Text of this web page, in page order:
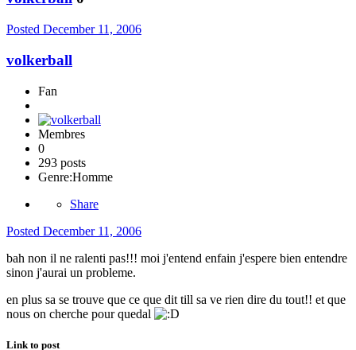
Posted December 11, 2006
volkerball
Fan
Membres
0
293 posts
Genre:Homme
Share
Posted December 11, 2006
bah non il ne ralenti pas!!! moi j'entend enfain j'espere bien entendre
sinon j'aurai un probleme.
en plus sa se trouve que ce que dit till sa ve rien dire du tout!! et que
nous on cherche pour quedal
Link to post